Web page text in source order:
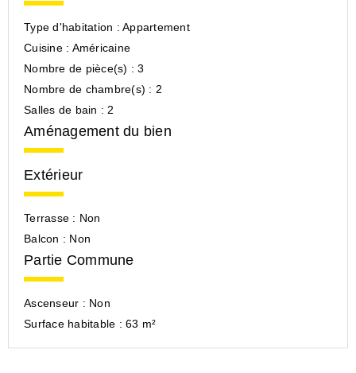
Type d'habitation : Appartement
Cuisine : Américaine
Nombre de pièce(s) :3
Nombre de chambre(s) : 2
Salles de bain : 2
Aménagement du bien
Extérieur
Terrasse : Non
Balcon : Non
Partie Commune
Ascenseur : Non
Surface habitable : 63 m²